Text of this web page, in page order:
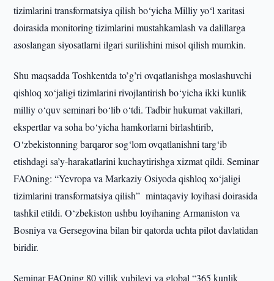
tizimlarini transformatsiya qilish bo‘yicha Milliy yo‘l xaritasi
doirasida monitoring tizimlarini mustahkamlash va dalillarga
asoslangan siyosatlarni ilgari surilishini misol qilish mumkin.
Shu maqsadda Toshkentda to’g’ri ovqatlanishga moslashuvchi
qishloq xo‘jaligi tizimlarini rivojlantirish bo‘yicha ikki kunlik
milliy o‘quv seminari bo‘lib o‘tdi. Tadbir hukumat vakillari,
ekspertlar va soha bo‘yicha hamkorlarni birlashtirib,
O‘zbekistonning barqaror sog‘lom ovqatlanishni targ‘ib
etishdagi sa’y-harakatlarini kuchaytirishga xizmat qildi. Seminar
FAOning: “Yevropa va Markaziy Osiyoda qishloq xo‘jaligi
tizimlarini transformatsiya qilish” mintaqaviy loyihasi doirasida
tashkil etildi. O‘zbekiston ushbu loyihaning Armaniston va
Bosniya va Gersegovina bilan bir qatorda uchta pilot davlatidan
biridir.
Seminar FAOning 80 yillik yubileyi va global “365 kunlik